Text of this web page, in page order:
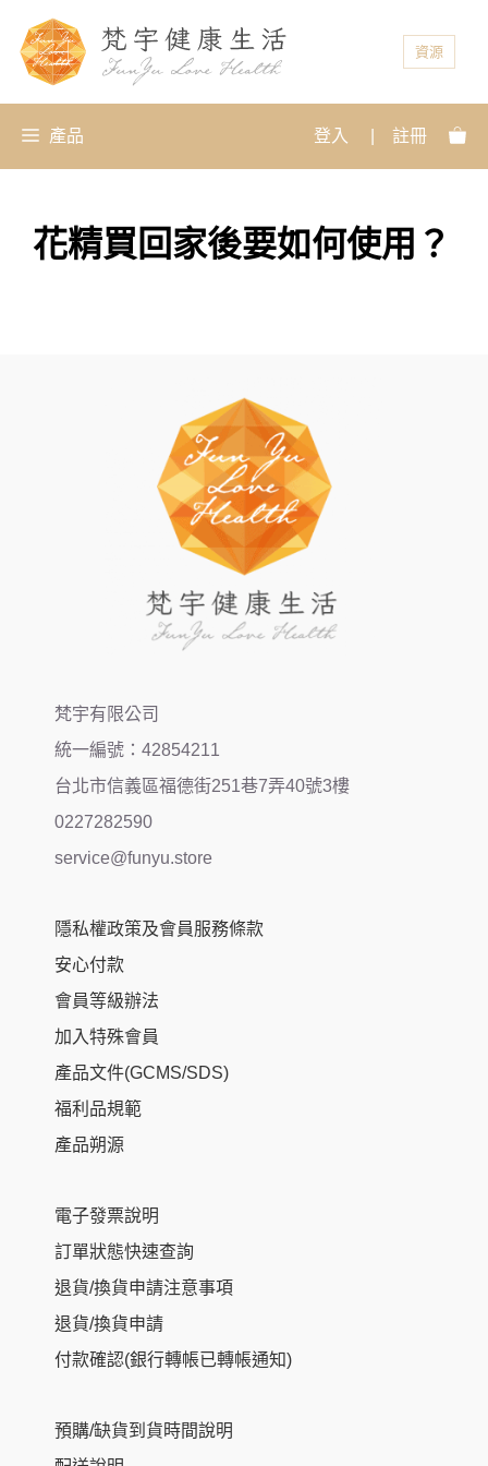
資源
產品 登入 註冊
花精買回家後要如何使用？
梵宇有限公司
統一編號：42854211
台北市信義區福德街251巷7弄40號3樓
0227282590
service@funyu.store
隱私權政策及會員服務條款
安心付款
會員等級辦法
加入特殊會員
產品文件(GCMS/SDS)
福利品規範
產品朔源
電子發票說明
訂單狀態快速查詢
退貨/換貨申請注意事項
退貨/換貨申請
付款確認(銀行轉帳已轉帳通知)
預購/缺貨到貨時間說明